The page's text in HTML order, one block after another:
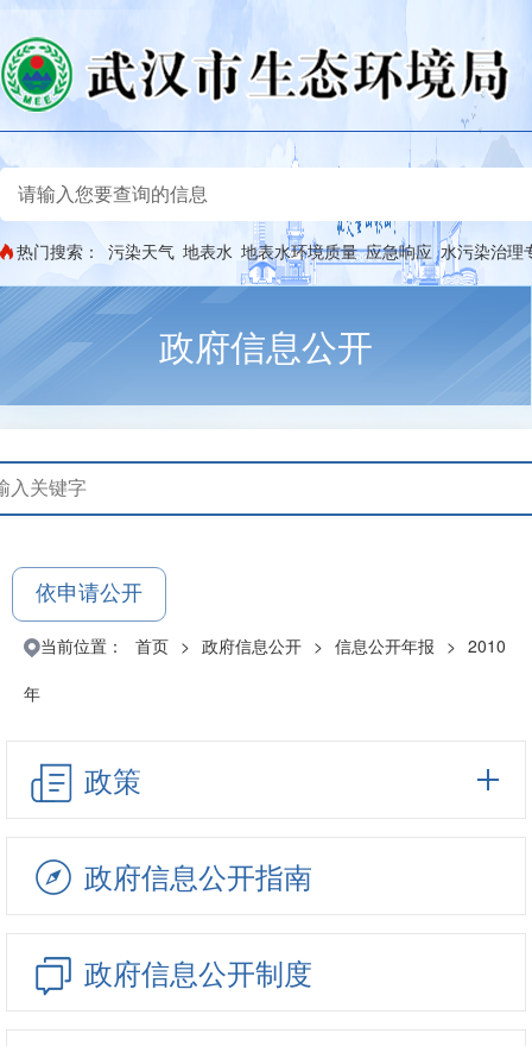
热门搜索： 污染天气 地表水 地表水环境质量 应急响应 水污染治理
政府信息公开
依申请公开
当前位置： 首页 > 政府信息公开 > 信息公开年报 > 2010
年
政策
政府信息公开指南
政府信息公开制度